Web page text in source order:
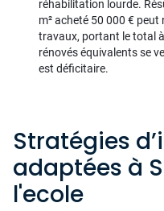
réhabilitation lourde.
m² acheté 50 000 €
travaux, portant le total
rénovés équivalents se
est déficitaire.
Stratégies
adaptées à
l'ecole